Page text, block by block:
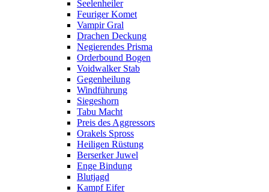
Seelenheiler
Feuriger Komet
Vampir Gral
Drachen Deckung
Negierendes Prisma
Orderbound Bogen
Voidwalker Stab
Gegenheilung
Windführung
Siegeshorn
Tabu Macht
Preis des Aggressors
Orakels Spross
Heiligen Rüstung
Berserker Juwel
Enge Bindung
Blutjagd
Kampf Eifer